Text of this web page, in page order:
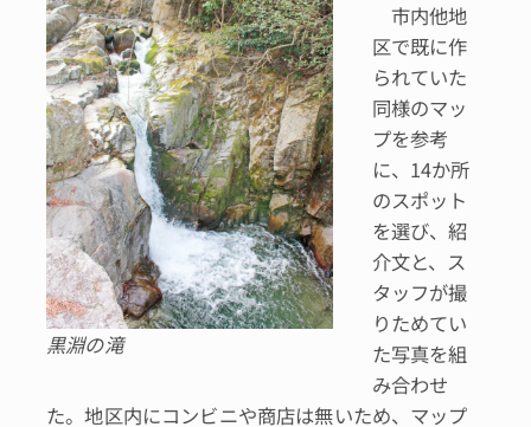
黒淵の滝
市内他地
区で既に作
られていた
同様のマッ
プを参考
に、14か所
のスポット
を選び、紹
介文と、ス
タッフが撮
りためてい
た写真を組
み合わせ
た。地区内にコンビニや商店は無いため、マップ